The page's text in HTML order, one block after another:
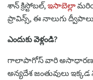
శాన్ క్రిస్టోబల్, ఇసాబెల్లా
ప్రావిన్స్, ఈ నాలుగు
ఎందుకు వెళ్లండి?
గాలాపాగోస్ వారి అసాధారణ
అన్యదేశ జంతువులు